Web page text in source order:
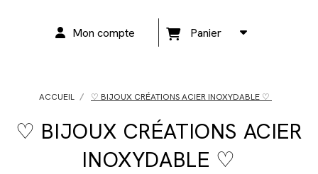
Mon compte Panier
ACCUEIL ♡ BIJOUX CRÉATIONS ACIER INOXYDABLE ♡
♡ BIJOUX CRÉATIONS ACIER
INOXYDABLE ♡